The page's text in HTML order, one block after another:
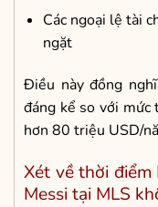
Các ngoại lệ tài
ngặt
Điều này đồng
đáng kể so với
hơn 80 triệu USD/
Xét về thời
Messi tại MLS